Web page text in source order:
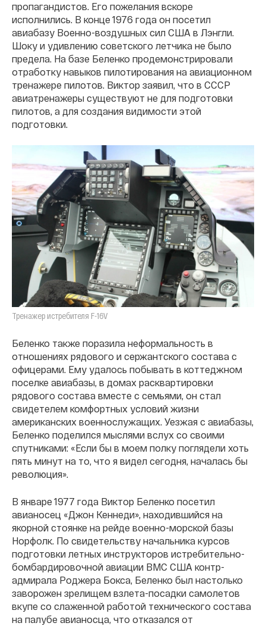
пропагандистов. Его пожелания вскоре
исполнились. В конце 1976 года он посетил
авиабазу Военно-воздушных сил США в Лэнгли.
Шоку и удивлению советского летчика не было
предела. На базе Беленко продемонстрировали
отработку навыков пилотирования на авиационном
тренажере пилотов. Виктор заявил, что в СССР
авиатренажеры существуют не для подготовки
пилотов, а для создания видимости этой
подготовки.
Тренажер истребителя F-16V
Беленко также поразила неформальность в
отношениях рядового и сержантского состава с
офицерами. Ему удалось побывать в коттеджном
поселке авиабазы, в домах расквартировки
рядового состава вместе с семьями, он стал
свидетелем комфортных условий жизни
американских военнослужащих. Уезжая с авиабазы,
Беленко поделился мыслями вслух со своими
спутниками: «Если бы в моем полку поглядели хоть
пять минут на то, что я видел сегодня, началась бы
революция».
В январе 1977 года Виктор Беленко посетил
авианосец «Джон Кеннеди», находившийся на
якорной стоянке на рейде военно-морской базы
Норфолк. По свидетельству начальника курсов
подготовки летных инструкторов истребительно-
бомбардировочной авиации ВМС США контр-
адмирала Роджера Бокса, Беленко был настолько
заворожен зрелищем взлета-посадки самолетов
вкупе со слаженной работой технического состава
на палубе авианосца, что отказался от